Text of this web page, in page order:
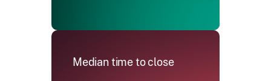
Median time to close